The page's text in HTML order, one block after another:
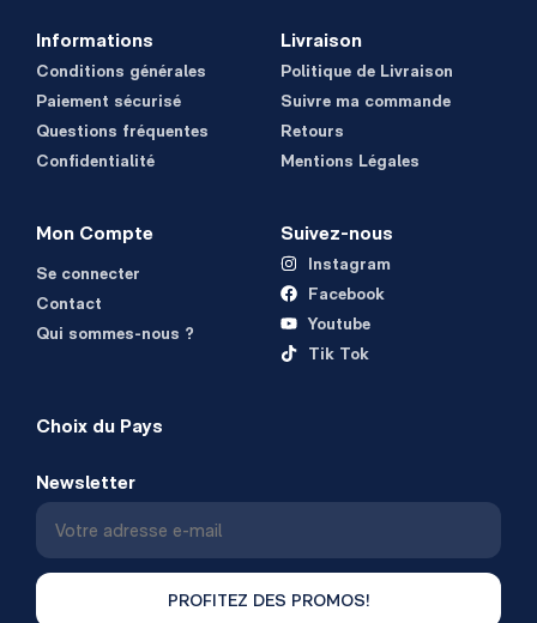
Informations
Conditions générales
Paiement sécurisé
Questions fréquentes
Confidentialité
Livraison
Politique de Livraison
Suivre ma commande
Retours
Mentions Légales
Mon Compte
Se connecter
Contact
Qui sommes-nous ?
Suivez-nous
Instagram
Facebook
Youtube
Tik Tok
Choix du Pays
Newsletter
PROFITEZ DES PROMOS!